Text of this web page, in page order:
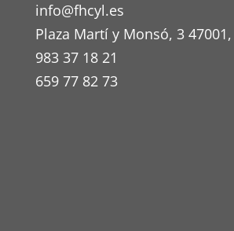
info@fhcyl.es
Plaza Martí y Monsó, 3
983 37 18 21
659 77 82 73